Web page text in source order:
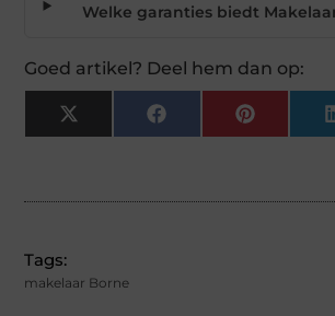
Welke garanties biedt
Goed artikel? Deel hem dan op:
X
(Twitter)
Facebook Pinterest
Tags:
makelaar Borne